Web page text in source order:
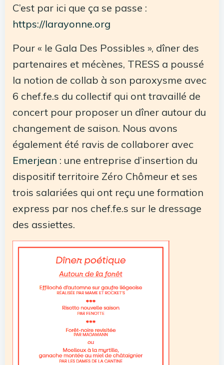
C’est par ici que ça se passe :
https://larayonne.org
Pour « le Gala Des Possibles », dîner des
partenaires et mécènes, TRESS a poussé
la notion de collab à son paroxysme avec
6 chef.fe.s du collectif qui ont travaillé de
concert pour proposer un dîner autour du
changement de saison. Nous avons
également été ravis de collaborer avec
Emerjean : une entreprise d’insertion du
dispositif territoire Zéro Chômeur et ses
trois salariées qui ont reçu une formation
express par nos chef.fe.s sur le dressage
des assiettes.